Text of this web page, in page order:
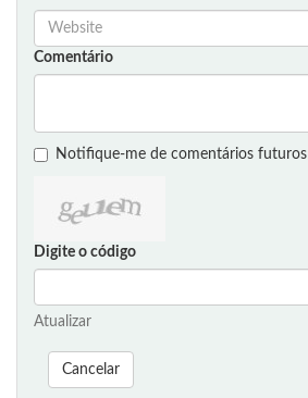
Comentário
Notifique-me de comentários futuros
Digite o código
Atualizar
Cancelar